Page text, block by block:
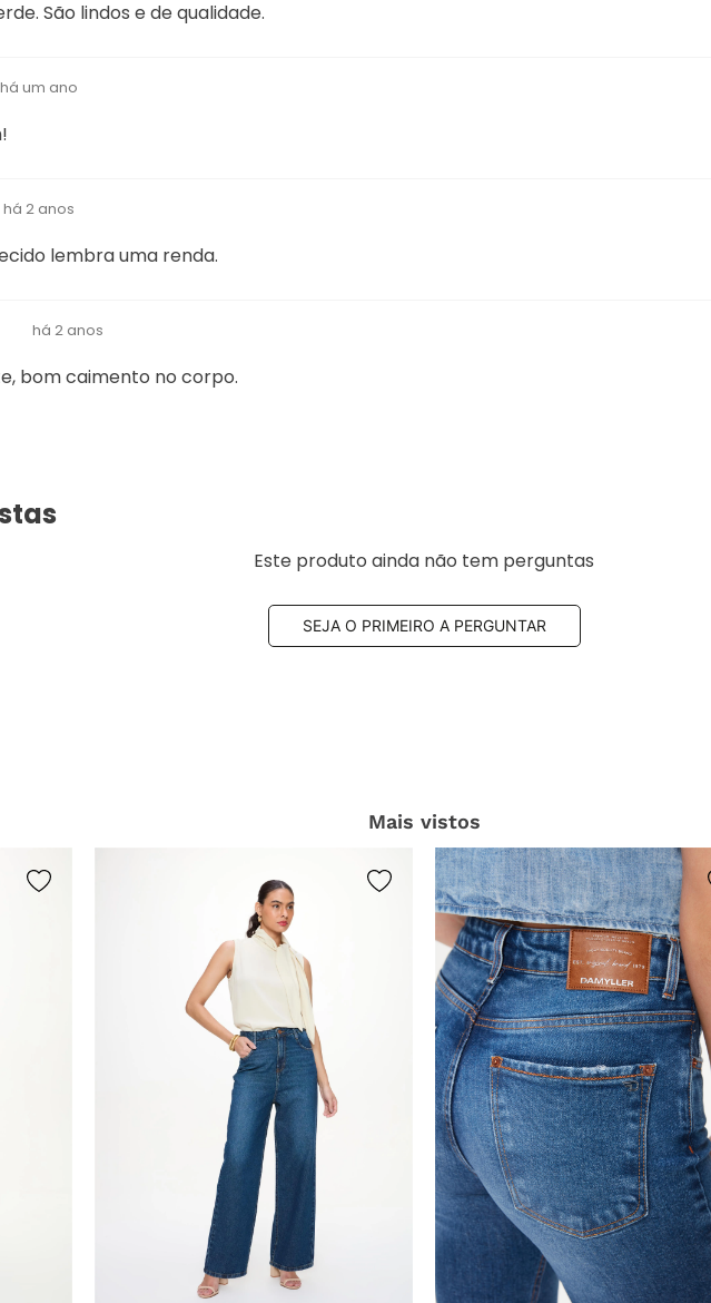
São lindos e de qualidade.
há um ano
há 2 anos
lembra uma renda.
há 2 anos
bom caimento no corpo.
Este produto ainda não tem perguntas
SEJA O PRIMEIRO A PERGUNTAR
Mais vistos